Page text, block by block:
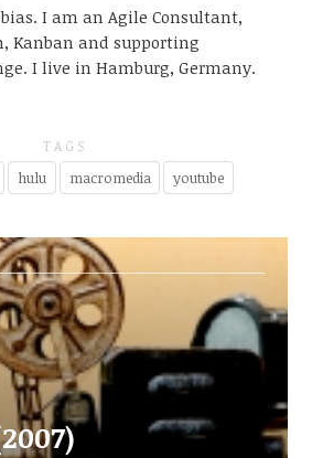
I am an Agile Consultant,
Kanban and supporting
I live in Hamburg, Germany.
TAGS
hulu macromedia youtube